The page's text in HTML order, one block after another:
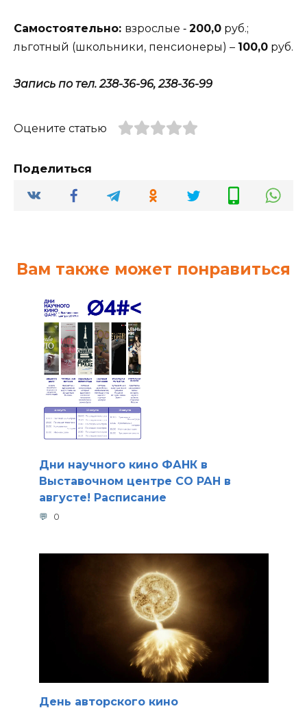
Самостоятельно: взрослые ‑ 200,0 руб.;
льготный (школьники, пенсионеры) – 100,0 руб.
Запись по тел. 238-36-96, 238-36-99
Оцените статью
Поделиться
Вам также может понравиться
Дни научного кино ФАНК в
Выставочном центре СО РАН в
августе! Расписание
0
День авторского кино